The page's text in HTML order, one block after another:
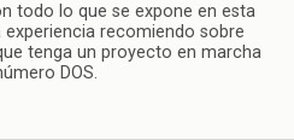
todo lo que se expone en esta
recomiendo sobre
tenga un proyecto en marcha
DOS.